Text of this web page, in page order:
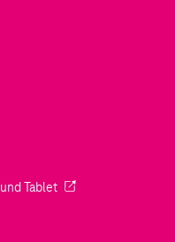
neuen Tab geöffnet)
neuen Tab geöffnet)
Tablet(Wird in einem
Tab geöffnet)